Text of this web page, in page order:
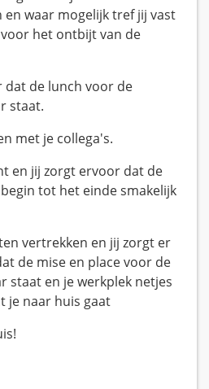
en waar mogelijk tref jij vast
het ontbijt van de
dat de lunch voor de
staat.
met je collega's.
en jij zorgt ervoor dat de
tot het einde smakelijk
vertrekken en jij zorgt er
de mise en place voor de
staat en je werkplek netjes
je naar huis gaat